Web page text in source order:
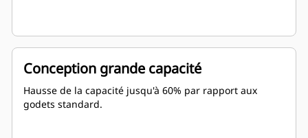
Conception grande capacité
Hausse de la capacité jusqu'à 60% par rapport aux
godets standard.